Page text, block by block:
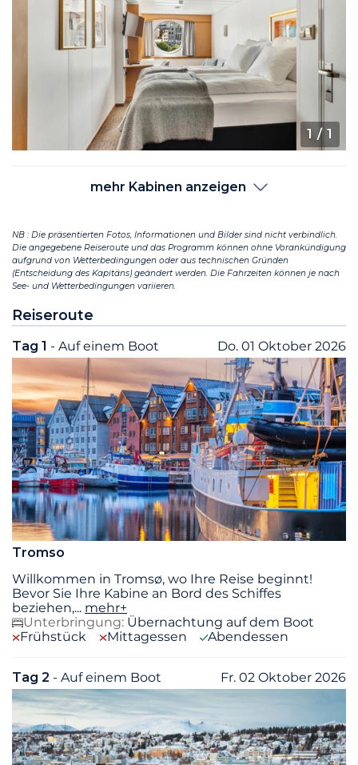
1 / 1
mehr Kabinen anzeigen
NB : Die präsentierten Fotos, Informationen und Bilder sind nicht verbindlich.
Die angegebene Reiseroute und das Programm können ohne Vorankündigung
aufgrund von Wetterbedingungen oder aus technischen Gründen
(Entscheidung des Kapitäns) geändert werden. Die Fahrzeiten können je nach
See- und Wetterbedingungen variieren.
Reiseroute
Tag 1 - Auf einem Boot Do. 01 Oktober 2026
Tromso
Willkommen in Tromsø, wo Ihre Reise beginnt!
Bevor Sie Ihre Kabine an Bord des Schiffes
beziehen,... mehr+
Unterbringung: Übernachtung auf dem Boot
Frühstück
Mittagessen Abendessen
Tag 2 - Auf einem Boot Fr. 02 Oktober 2026